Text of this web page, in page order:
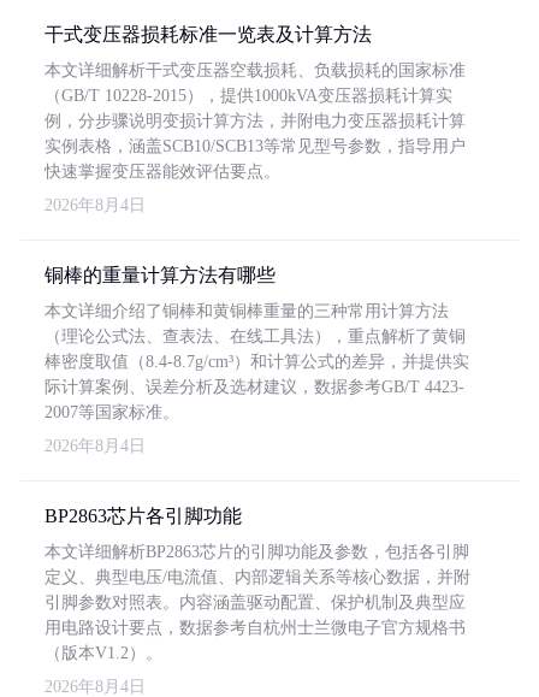
干式变压器损耗标准一览表及计算方法
本文详细解析干式变压器空载损耗、负载损耗的国家标准
（GB/T 10228-2015），提供1000kVA变压器损耗计算实
例，分步骤说明变损计算方法，并附电力变压器损耗计算
实例表格，涵盖SCB10/SCB13等常见型号参数，指导用户
快速掌握变压器能效评估要点。
2026年8月4日
铜棒的重量计算方法有哪些
本文详细介绍了铜棒和黄铜棒重量的三种常用计算方法
（理论公式法、查表法、在线工具法），重点解析了黄铜
棒密度取值（8.4-8.7g/cm³）和计算公式的差异，并提供实
际计算案例、误差分析及选材建议，数据参考GB/T 4423-
2007等国家标准。
2026年8月4日
BP2863芯片各引脚功能
本文详细解析BP2863芯片的引脚功能及参数，包括各引脚
定义、典型电压/电流值、内部逻辑关系等核心数据，并附
引脚参数对照表。内容涵盖驱动配置、保护机制及典型应
用电路设计要点，数据参考自杭州士兰微电子官方规格书
（版本V1.2）。
2026年8月4日